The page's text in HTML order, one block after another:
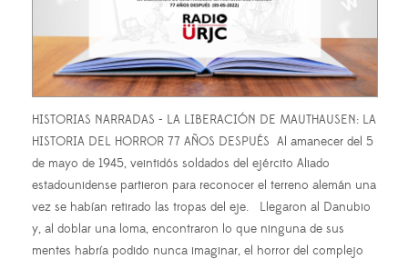
HISTORIAS NARRADAS - LA LIBERACIÓN DE MAUTHAUSEN: LA
HISTORIA DEL HORROR 77 AÑOS DESPUÉS Al amanecer del 5
de mayo de 1945, veintidós soldados del ejército Aliado
estadounidense partieron para reconocer el terreno alemán una
vez se habían retirado las tropas del eje. Llegaron al Danubio
y, al doblar una loma, encontraron lo que ninguna de sus
mentes habría podido nunca imaginar, el horror del complejo